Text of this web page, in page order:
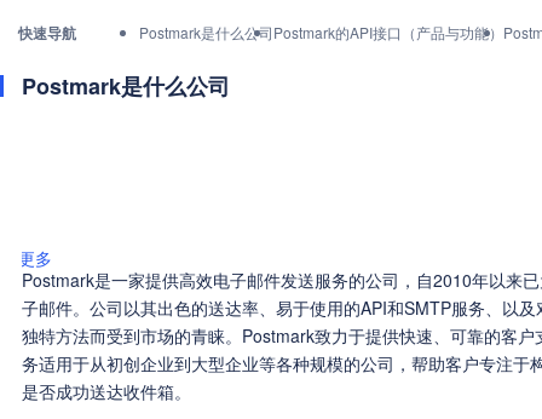
快速导航 Postmark是什么公司Postmark的API接口（产品与功能）
Postmark是什么公司
更多
Postmark是一家提供高效电子邮件发送服务的公司，自2010年以来
子邮件。公司以其出色的送达率、易于使用的API和SMTP服务、以
独特方法而受到市场的青睐。Postmark致力于提供快速、可靠的客
务适用于从初创企业到大型企业等各种规模的公司，帮助客户专注于
是否成功送达收件箱。